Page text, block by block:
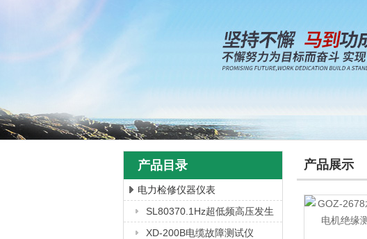
上海徐吉电气有限公司
产品目录
电力检修仪器仪表
SL80370.1Hz超低频高压发生
器
XD-200B电缆故障测试仪
产品展示